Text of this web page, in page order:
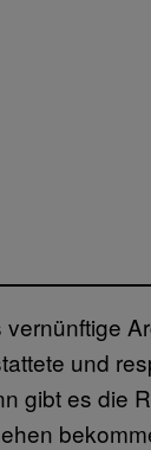
vernünftige
und
gibt es die